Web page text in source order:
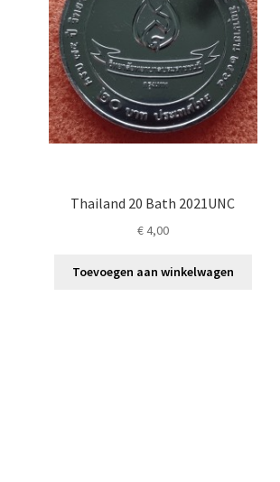
Thailand 20 Bath 2021UNC
€4,00
Toevoegen aan winkelwagen